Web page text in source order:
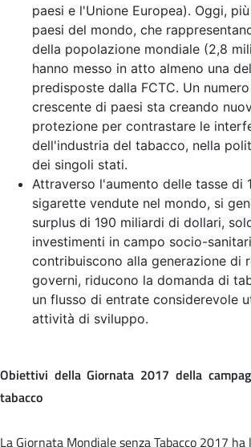
paesi e l'Unione Europea). Oggi,
paesi del mondo, che
della popolazione mondiale (2,8
hanno messo in atto almeno una
predisposte dalla FCTC. Un
crescente di paesi sta creando
protezione per contrastare le
dell'industria del tabacco, nella
dei singoli stati.
Attraverso l'aumento delle tasse di
sigarette vendute nel mondo, si
surplus di 190 miliardi di dollari,
investimenti in campo socio-
contribuiscono alla generazione di
governi, riducono la domanda di
un flusso di entrate considerevole
attività di sviluppo.
Obiettivi della Giornata 2017 della
tabacco
La Giornata Mondiale senza Tabacco 2017 ha